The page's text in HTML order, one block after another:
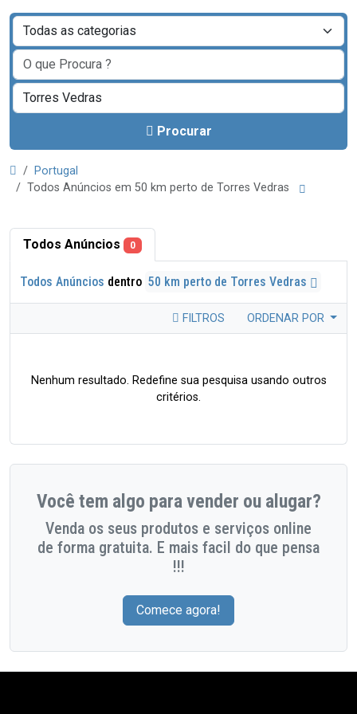
Procurar
Portugal
Todos Anúncios em 50 km perto de Torres Vedras
Todos Anúncios 0
Todos Anúncios dentro 50 km perto de Torres Vedras
FILTROS ORDENAR POR
Nenhum resultado. Redefine sua pesquisa usando outros
critérios.
Você tem algo para vender ou alugar?
Venda os seus produtos e serviços online
de forma gratuita. E mais facil do que pensa
!!!
Comece agora!